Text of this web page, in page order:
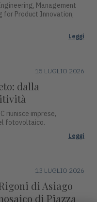
Management
for Product Innovation,
Leggi
15 LUGLIO 2026
dalla
riunisce imprese,
fotovoltaico.
Leggi
13 LUGLIO 2026
di Asiago
di Piazza